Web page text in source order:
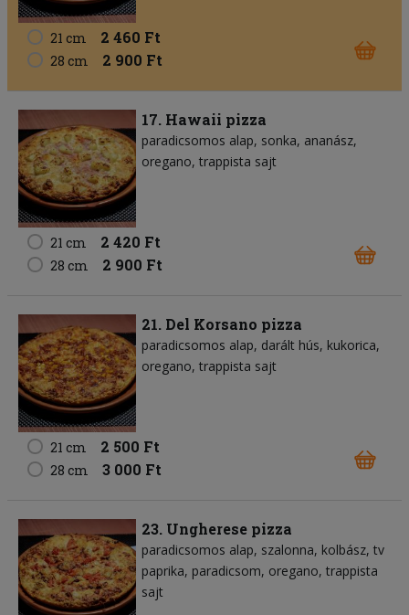
21 cm 2 460 Ft
28 cm 2 900 Ft
17. Hawaii pizza
paradicsomos alap sonka ananász
oregano trappista sajt
21 cm 2 420 Ft
28 cm 2 900 Ft
21. Del Korsano pizza
paradicsomos alap darált hús kukorica
oregano trappista sajt
21 cm 2 500 Ft
28 cm 3 000 Ft
23. Ungherese pizza
paradicsomos alap szalonna kolbász tv
paprika paradicsom oregano trappista
sajt